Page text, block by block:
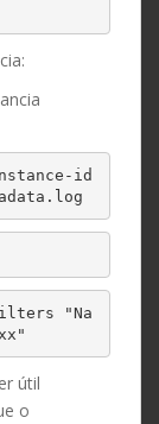
id
"Na
útil
o